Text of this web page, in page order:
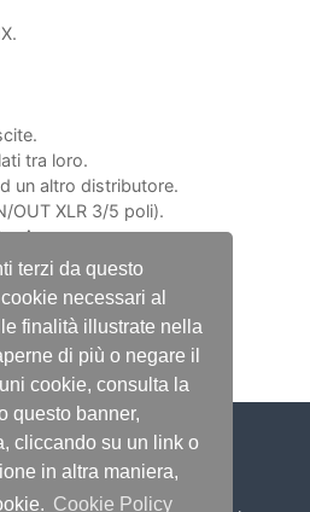
terzi da questo
necessari al
finalità illustrate nella
di più o negare il
cookie, consulta la
questo banner,
cliccando su un link o
in altra maniera,
Cookie Policy
tra loro.
un altro distributore.
OUT XLR 3/5 poli).
mA.
rack 19'' in acciaio.
mm.